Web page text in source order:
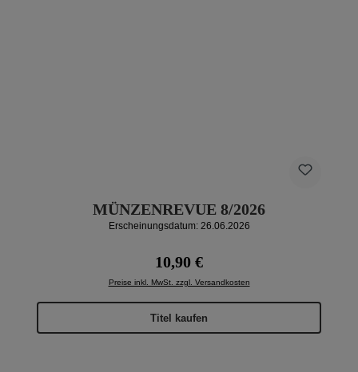
MÜNZENREVUE 8/2026
Erscheinungsdatum: 26.06.2026
Regulärer Preis:
10,90 €
Preise inkl. MwSt. zzgl. Versandkosten
Titel kaufen